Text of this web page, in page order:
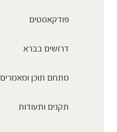
פודקאסטים
דרושים בברא
מתחם תוכן ומאמרים
תקנים ותעודות